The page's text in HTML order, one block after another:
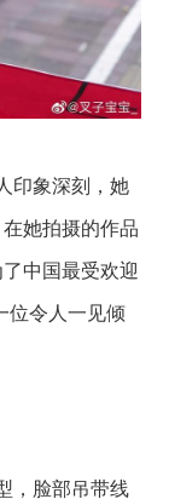
印象深刻，她
她拍摄的作品
中国最受欢迎
位令人一见倾
，脸部吊带线